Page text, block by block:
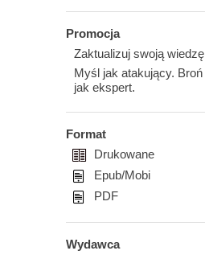
Promocja
Zaktualizuj swoją wiedzę
Myśl jak atakujący. Broń
jak ekspert.
Format
Drukowane
Epub/Mobi
PDF
Wydawca